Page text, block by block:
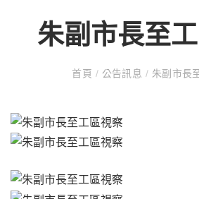
朱副市長至
首頁 / 公告訊息 / 朱副市長